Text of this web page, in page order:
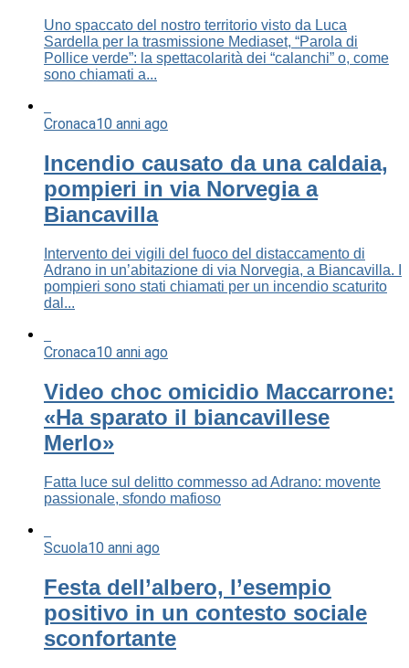
Uno spaccato del nostro territorio visto da Luca
Sardella per la trasmissione Mediaset, “Parola di
Pollice verde”: la spettacolarità dei “calanchi” o, come
sono chiamati a...
Cronaca10 anni ago
Incendio causato da una caldaia,
pompieri in via Norvegia a
Biancavilla
Intervento dei vigili del fuoco del distaccamento di
Adrano in un’abitazione di via Norvegia, a Biancavilla. I
pompieri sono stati chiamati per un incendio scaturito
dal...
Cronaca10 anni ago
Video choc omicidio Maccarrone:
«Ha sparato il biancavillese
Merlo»
Fatta luce sul delitto commesso ad Adrano: movente
passionale, sfondo mafioso
Scuola10 anni ago
Festa dell’albero, l’esempio
positivo in un contesto sociale
sconfortante